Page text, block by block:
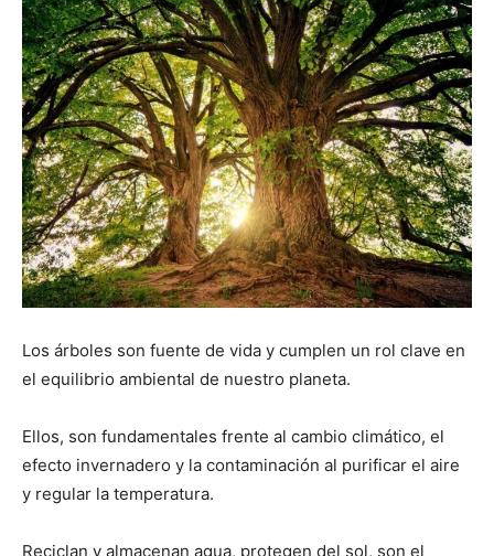
Los árboles son fuente de vida y cumplen un rol clave en
el equilibrio ambiental de nuestro planeta.
Ellos, son fundamentales frente al cambio climático, el
efecto invernadero y la contaminación al purificar el aire
y regular la temperatura.
Reciclan y almacenan agua, protegen del sol, son el